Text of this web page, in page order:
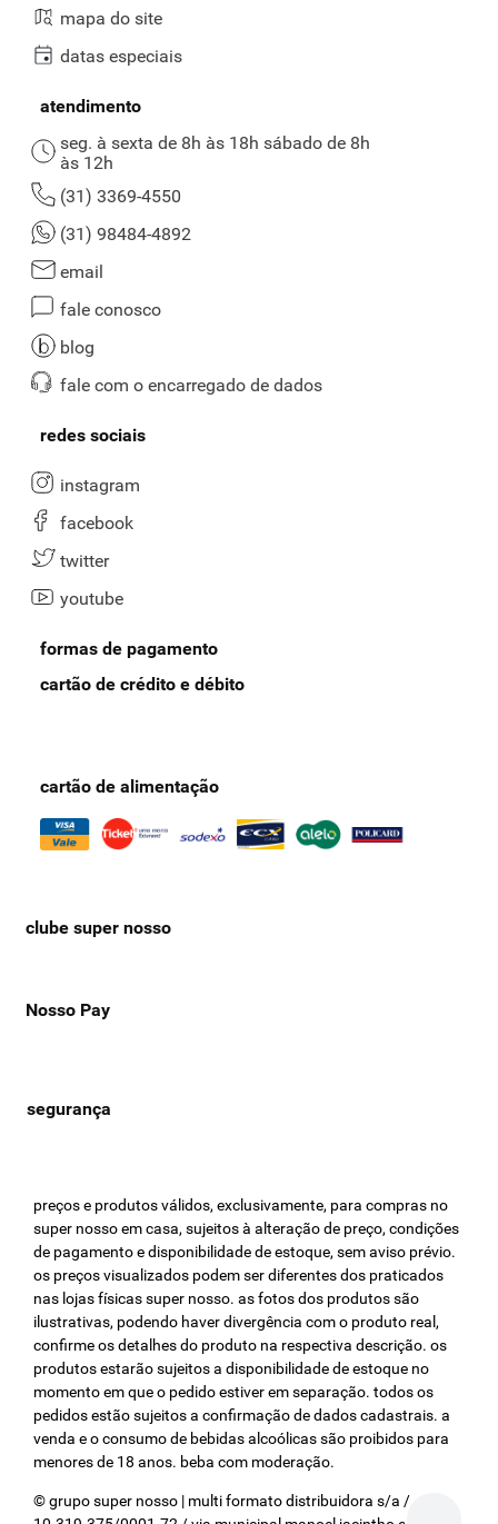
mapa do site
datas especiais
atendimento
seg. à sexta de 8h às 18h sábado de 8h
às 12h
(31) 3369-4550
(31) 98484-4892
email
fale conosco
blog
fale com o encarregado de dados
redes sociais
instagram
facebook
twitter
youtube
formas de pagamento
cartão de crédito e débito
cartão de alimentação
clube super nosso
Nosso Pay
preços e produtos válidos, exclusivamente, para compras no
super nosso em casa, sujeitos à alteração de preço, condições
de pagamento e disponibilidade de estoque, sem aviso prévio.
os preços visualizados podem ser diferentes dos praticados
nas lojas físicas super nosso. as fotos dos produtos são
ilustrativas, podendo haver divergência com o produto real,
confirme os detalhes do produto na respectiva descrição. os
produtos estarão sujeitos a disponibilidade de estoque no
momento em que o pedido estiver em separação. todos os
pedidos estão sujeitos a confirmação de dados cadastrais. a
venda e o consumo de bebidas alcoólicas são proibidos para
menores de 18 anos. beba com moderação.
© grupo super nosso | multi formato distribuidora s/a / cnpj: